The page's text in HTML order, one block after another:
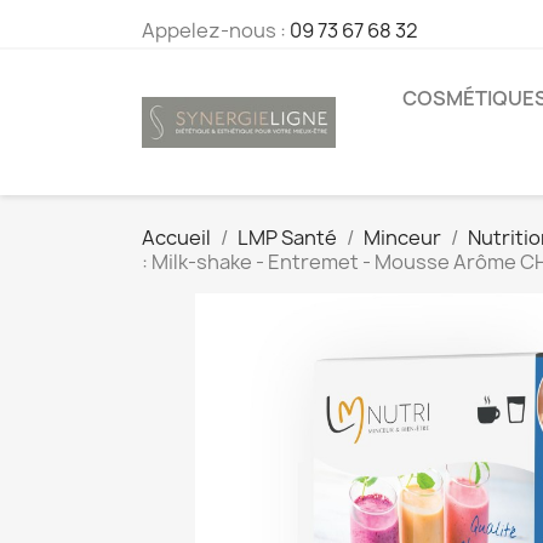
Appelez-nous : 09 73 67 68 32
Accueil LMP Santé Minceur
: Milk-shake - Entremet - Mousse Arôme